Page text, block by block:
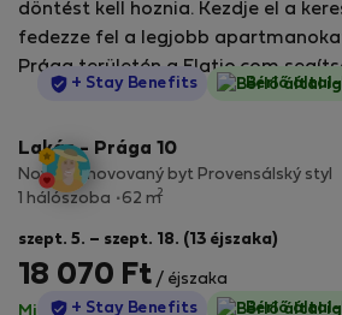
döntést kell hoznia. Kezdje el a
fedezze fel a legjobb
Prága területén a Flatio.com
StayProtection
+ Stay Benefits Bérlő
Lakás - Prága 10
Nově zrenovovaný byt Provensálský styl
1 hálószoba
62 m2
szept. 5. – szept. 18. (13 éjszaka)
18 070 Ft / éjszaka
StayProtection
+ Stay Benefits Bérlő